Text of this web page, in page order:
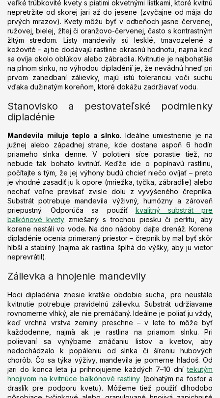
k
y
v
ý
p
i
s
u
veľké trúbkovité kvety s piatimi okvetnými lístkami, ktoré kvitnú
nepretržite od skorej jari až do jesene (zvyčajne od mája do
prvých mrazov). Kvety môžu byť v odtieňoch jasne červenej,
ružovej, bielej, žltej či oranžovo-červenej, často s kontrastným
žltým stredom. Listy mandevily sú lesklé, tmavozelené a
kožovité – aj tie dodávajú rastline okrasnú hodnotu, najmä keď
sa ovíja okolo oblúkov alebo zábradlia. Kvitnutie je najbohatšie
na plnom slnku, no výhodou dipladénií je, že nevädnú hneď pri
prvom zanedbaní zálievky, majú istú toleranciu voči suchu
vďaka dužinatým koreňom, ktoré dokážu zadržiavať vodu.
Stanovisko a pestovateľské podmienky
dipladénie
Mandevila miluje teplo a slnko. Ideálne umiestnenie je na
južnej alebo západnej strane, kde dostane aspoň 6 hodín
priameho slnka denne. V polotieni síce porastie tiež, no
nebude tak bohato kvitnúť. Keďže ide o popínavú rastlinu,
počítajte s tým, že jej výhony budú chcieť niečo ovíjať – preto
je vhodné zasadiť ju k opore (mriežka, tyčka, zábradlie) alebo
nechať voľne prevísať zvisle dolu z vyvýšeného črepníka.
Substrát potrebuje mandevila výživný, humózny a zároveň
priepustný. Odporúča sa použiť kvalitný substrát pre
balkónové kvety zmiešaný s trochou piesku či perlitu, aby
korene nestáli vo vode. Na dno nádoby dajte drenáž. Korene
dipladénie ocenia primeraný priestor – črepník by mal byť skôr
hlbší a stabilný (najmä ak rastlina šplhá do výšky, aby ju vietor
neprevrátil).
Zálievka a hnojenie mandevily
Hoci dipladénia znesie kratšie obdobie sucha, pre neustále
kvitnutie potrebuje pravidelnú zálievku. Substrát udržiavame
rovnomerne vlhký, ale nie premáčaný. Ideálne je poliať ju vždy,
keď vrchná vrstva zeminy preschne – v lete to môže byť
každodenne, najmä ak je rastlina na priamom slnku. Pri
polievaní sa vyhýbame zmáčaniu listov a kvetov, aby
nedochádzalo k popáleniu od slnka či šíreniu hubových
chorôb. Čo sa týka výživy, mandevila je pomerne hladoš. Od
jari do konca leta ju prihnojujeme každých 7–10 dnítekutým
hnojivom na kvitnúce balkónové rastliny (bohatým na fosfor a
draslík pre podporu kvetu). Môžeme tiež použiť dlhodobo